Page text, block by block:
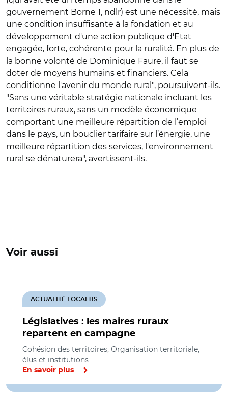
gouvernement Borne 1, ndlr) est une nécessité, mais
une condition insuffisante à la fondation et au
développement d'une action publique d'Etat
engagée, forte, cohérente pour la ruralité. En plus de
la bonne volonté de Dominique Faure, il faut se
doter de moyens humains et financiers. Cela
conditionne l'avenir du monde rural", poursuivent-ils.
"Sans une véritable stratégie nationale incluant les
territoires ruraux, sans un modèle économique
comportant une meilleure répartition de l’emploi
dans le pays, un bouclier tarifaire sur l’énergie, une
meilleure répartition des services, l'environnement
rural se dénaturera", avertissent-ils.
Voir aussi
Législatives : les maires ruraux
repartent en campagne
ACTUALITÉ LOCALTIS
Cohésion des territoires, Organisation territoriale,
élus et institutions
En savoir plus